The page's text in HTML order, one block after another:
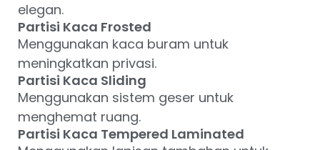
elegan.
Partisi Kaca Frosted
Menggunakan kaca buram untuk
meningkatkan privasi.
Partisi Kaca Sliding
Menggunakan sistem geser untuk
menghemat ruang.
Partisi Kaca Tempered Laminated